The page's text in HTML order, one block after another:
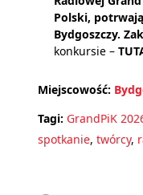
Polski,
Bydgoszczy.
konkursie –
Miejscowość:
Tagi: GrandPiK
spotkanie, twórcy,